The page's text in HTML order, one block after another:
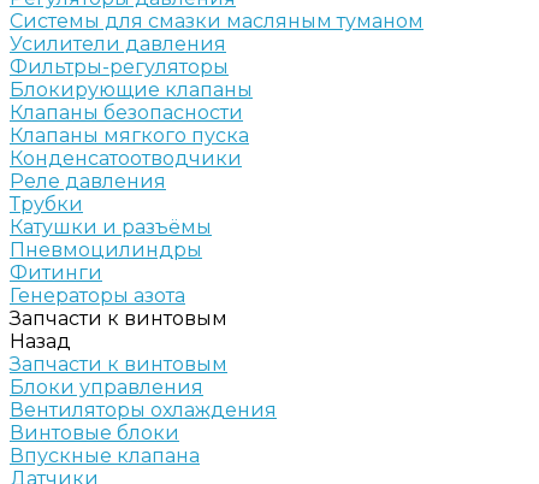
Системы для смазки масляным туманом
Усилители давления
Фильтры-регуляторы
Блокирующие клапаны
Клапаны безопасности
Клапаны мягкого пуска
Конденсатоотводчики
Реле давления
Трубки
Катушки и разъёмы
Пневмоцилиндры
Фитинги
Генераторы азота
Запчасти к винтовым
Назад
Запчасти к винтовым
Блоки управления
Вентиляторы охлаждения
Винтовые блоки
Впускные клапана
Датчики